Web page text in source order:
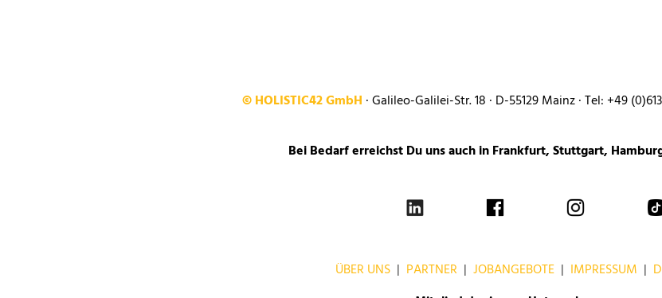
© HOLISTIC42 GmbH · Galileo-Galilei-Str. 18 · D-55129 Mainz · Tel: +49
Bei Bedarf erreichst Du uns auch in Frankfurt, Stuttgart,
ÜBER UNS | PARTNER | JOBANGEBOTE | IMPRESSUM |